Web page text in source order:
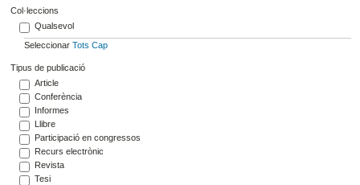
Col·leccions
Qualsevol
Seleccionar Tots Cap
Tipus de publicació
Article
Conferència
Informes
Llibre
Participació en congressos
Recurs electrònic
Revista
Tesi